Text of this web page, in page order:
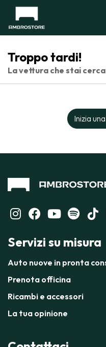
Troppo tardi!
La vettura che stai
Inizia
Servizi su misura
Auto nuove in pronta
Prenota officina
Ricambi e accessori
La tua opinione